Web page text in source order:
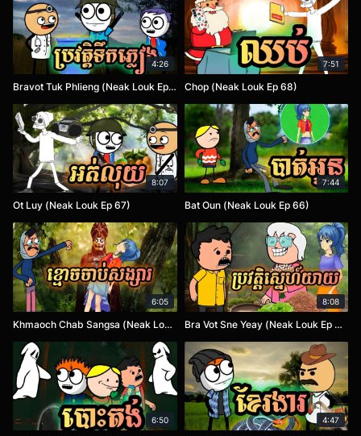
4:26
Bravot Tuk Phlieng (Neak Louk Ep 69)
7:51
Chop (Neak Louk Ep 68)
8:07
Ot Luy (Neak Louk Ep 67)
7:44
Bat Oun (Neak Louk Ep 66)
6:05
Khmaoch Chab Sangsa (Neak Louk Ep 65)
8:08
Bra Vot Sne Yeay (Neak Louk Ep 64)
6:50 4:47